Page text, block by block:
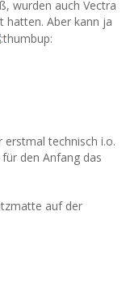
wurden auch Vectra
hatten. Aber kann ja
erstmal technisch i.o.
den Anfang das
auf der